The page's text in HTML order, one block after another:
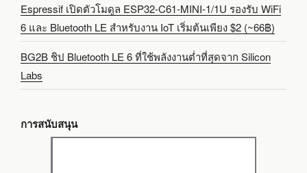
Espressif เปิดตัวโมดูล ESP32-C61-MINI-1/1U รองรับ WiFi
6 และ Bluetooth LE สำหรับงาน IoT เริ่มต้นเพียง $2 (~66฿)
BG2B ชิป Bluetooth LE 6 ที่ใช้พลังงานต่ำที่สุดจาก Silicon
Labs
การสนับสนุน